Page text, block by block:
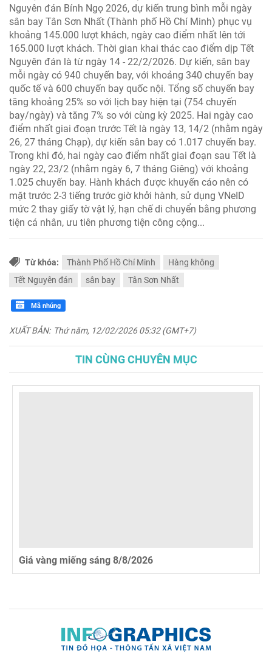
Nguyên đán Bính Ngọ 2026, dự kiến trung bình mỗi ngày
sân bay Tân Sơn Nhất (Thành phố Hồ Chí Minh) phục vụ
khoảng 145.000 lượt khách, ngày cao điểm nhất lên tới
165.000 lượt khách. Thời gian khai thác cao điểm dịp Tết
Nguyên đán là từ ngày 14 - 22/2/2026. Dự kiến, sân bay
mỗi ngày có 940 chuyến bay, với khoảng 340 chuyến bay
quốc tế và 600 chuyến bay quốc nội. Tổng số chuyến bay
tăng khoảng 25% so với lịch bay hiện tại (754 chuyến
bay/ngày) và tăng 7% so với cùng kỳ 2025. Hai ngày cao
điểm nhất giai đoạn trước Tết là ngày 13, 14/2 (nhằm ngày
26, 27 tháng Chạp), dự kiến sân bay có 1.017 chuyến bay.
Trong khi đó, hai ngày cao điểm nhất giai đoạn sau Tết là
ngày 22, 23/2 (nhằm ngày 6, 7 tháng Giêng) với khoảng
1.025 chuyến bay. Hành khách được khuyến cáo nên có
mặt trước 2-3 tiếng trước giờ khởi hành, sử dụng VNeID
mức 2 thay giấy tờ vật lý, hạn chế di chuyển bằng phương
tiện cá nhân, ưu tiên phương tiện công cộng...
Từ khóa: Thành Phố Hồ Chí Minh
Hàng không
Tết Nguyên đán
sân bay Tân Sơn Nhất
Mã nhúng
XUẤT BẢN: Thứ năm, 12/02/2026 05:32 (GMT+7)
TIN CÙNG CHUYÊN MỤC
Giá vàng miếng sáng 8/8/2026